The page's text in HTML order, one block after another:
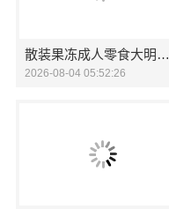
散装果冻成人零食大明星健*味
2026-08-04 05:52:26